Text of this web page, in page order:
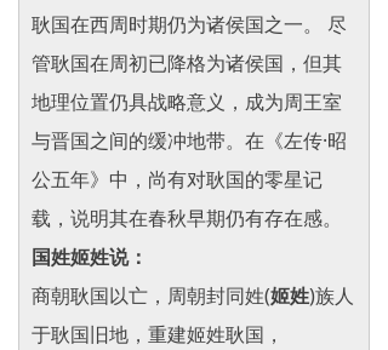
耿国在西周时期仍为诸侯国之一。 尽
管耿国在周初已降格为诸侯国，但其
地理位置仍具战略意义，成为周王室
与晋国之间的缓冲地带。在《左传·昭
公五年》中，尚有对耿国的零星记
载，说明其在春秋早期仍有存在感。
国姓姬姓说：
商朝耿国以亡， 周朝封同姓(姬姓)族人
于耿国旧地，重建姬姓耿国，